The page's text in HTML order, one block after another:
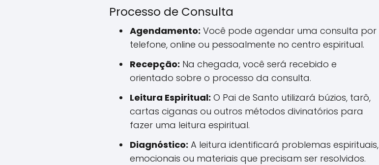
Processo de Consulta
Agendamento: Você pode agendar uma consulta por
telefone, online ou pessoalmente no centro espiritual.
Recepção: Na chegada, você será recebido e
orientado sobre o processo da consulta.
Leitura Espiritual: O Pai de Santo utilizará búzios, tarô,
cartas ciganas ou outros métodos divinatórios para
fazer uma leitura espiritual.
Diagnóstico: A leitura identificará problemas espirituais,
emocionais ou materiais que precisam ser resolvidos.